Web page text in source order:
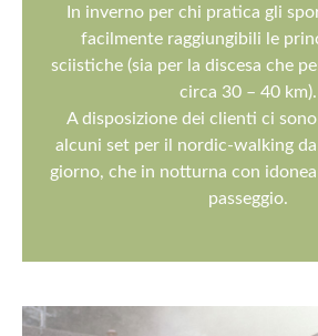
In inverno per chi pratica gli
facilmente raggiungibili le
sciistiche (sia per la discesa che
circa 30 – 40 km).
A disposizione dei clienti ci
alcuni set per il nordic-walking
giorno, che in notturna con
passeggio.